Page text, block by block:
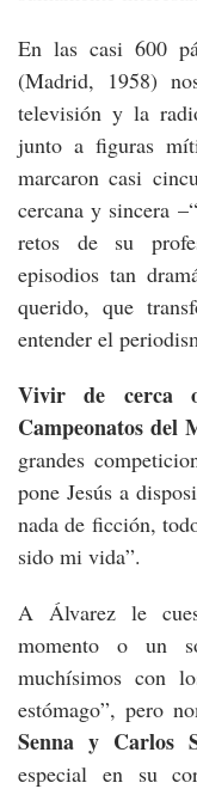
En las casi 600
(Madrid, 1958)
televisión y la
junto a figuras
marcaron casi
cercana y sincera
retos de su
episodios tan
querido, que
entender el
Vivir de cerca
Campeonatos del
grandes
pone Jesús a
nada de ficción,
sido mi vida”.
A Álvarez le
momento o un
muchísimos con
estómago”, pero
Senna y Carlos
especial en su